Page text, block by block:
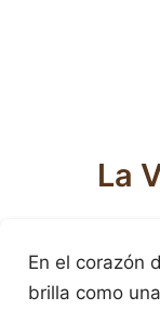
La
En el corazón
brilla como